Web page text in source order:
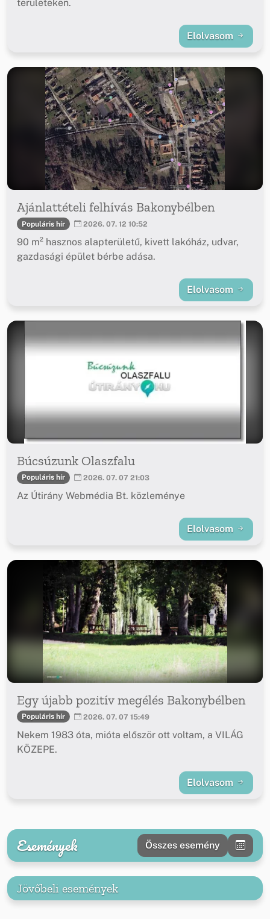
területeken.
Elolvasom
Ajánlattételi felhívás Bakonybélben
Populáris hír 2026. 07. 12 10:52
90 m² hasznos alapterületű, kivett lakóház, udvar,
gazdasági épület bérbe adása.
Elolvasom
Búcsúzunk Olaszfalu
Populáris hír 2026. 07. 07 21:03
Az Útirány Webmédia Bt. közleménye
Elolvasom
Egy újabb pozitív megélés Bakonybélben
Populáris hír 2026. 07. 07 15:49
Nekem 1983 óta, mióta először ott voltam, a VILÁG
KÖZEPE.
Elolvasom
Események Összes esemény
Jövőbeli események